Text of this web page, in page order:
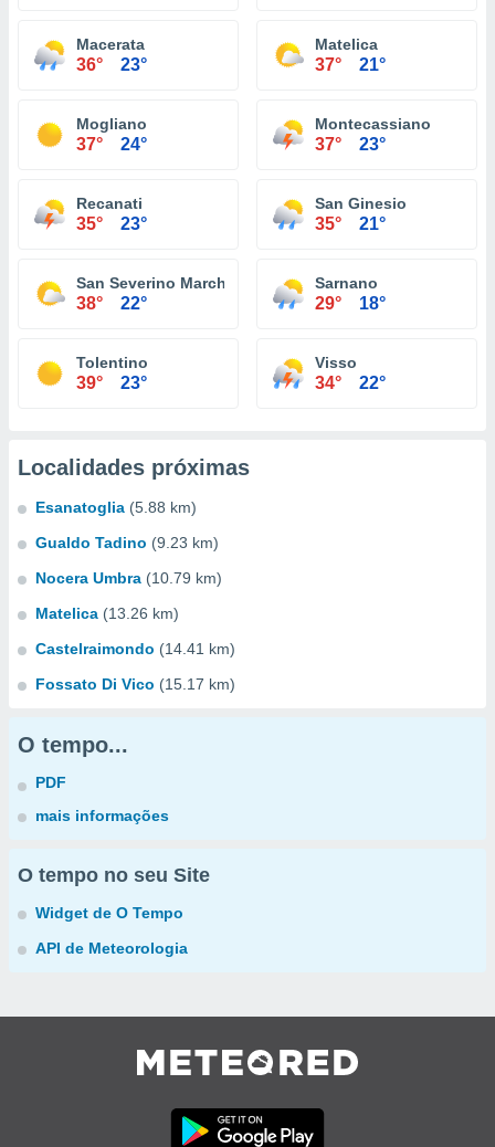
Macerata
36° 23°
Matelica
37° 21°
Mogliano
37° 24°
Montecassiano
37° 23°
Recanati
35° 23°
San Ginesio
35° 21°
San Severino Marche
38° 22°
Sarnano
29° 18°
Tolentino
39° 23°
Visso
34° 22°
Localidades próximas
Esanatoglia (5.88 km)
Gualdo Tadino (9.23 km)
Nocera Umbra (10.79 km)
Matelica (13.26 km)
Castelraimondo (14.41 km)
Fossato Di Vico (15.17 km)
O tempo...
PDF
mais informações
O tempo no seu Site
Widget de O Tempo
API de Meteorologia